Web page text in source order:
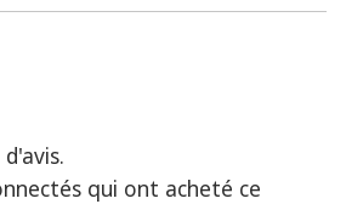
qui ont acheté ce